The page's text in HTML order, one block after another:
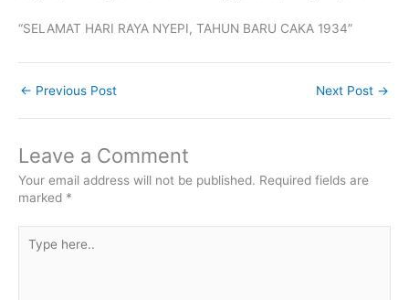
“SELAMAT HARI RAYA NYEPI, TAHUN BARU CAKA 1934”
← Previous Post Next Post →
Leave a Comment
Your email address will not be published. Required fields are
marked *
here..